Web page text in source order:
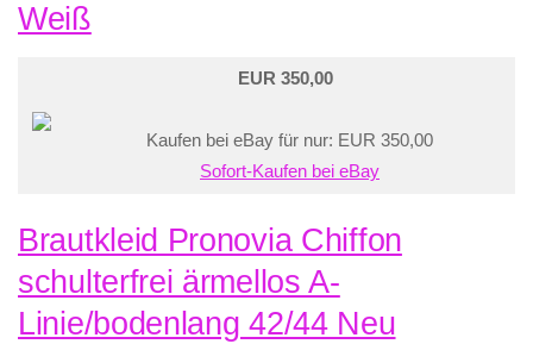
Weiß
EUR 350,00
Kaufen bei eBay für nur: EUR 350,00
Sofort-Kaufen bei eBay
Brautkleid Pronovia Chiffon
schulterfrei ärmellos A-
Linie/bodenlang 42/44 Neu